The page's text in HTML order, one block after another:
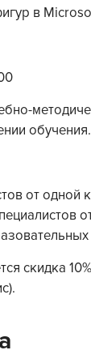
в
обучения.
от одной
скидка